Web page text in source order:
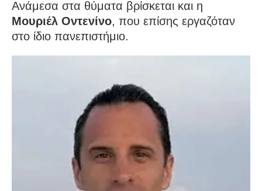
Ανάμεσα στα θύματα βρίσκεται και η
Μουριέλ Οντενίνο, που επίσης εργαζόταν
στο ίδιο πανεπιστήμιο.